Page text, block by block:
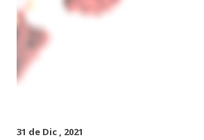
31 de Dic , 2021